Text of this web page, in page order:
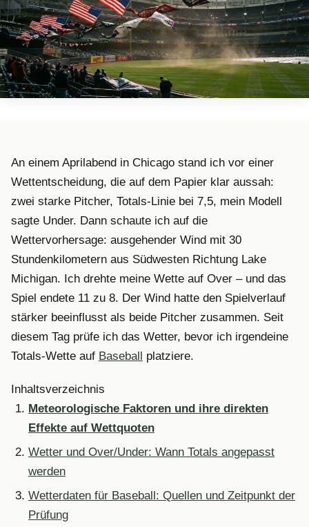
An einem Aprilabend in Chicago stand ich vor einer
Wettentscheidung, die auf dem Papier klar aussah:
zwei starke Pitcher, Totals-Linie bei 7,5, mein Modell
sagte Under. Dann schaute ich auf die
Wettervorhersage: ausgehender Wind mit 30
Stundenkilometern aus Südwesten Richtung Lake
Michigan. Ich drehte meine Wette auf Over – und das
Spiel endete 11 zu 8. Der Wind hatte den Spielverlauf
stärker beeinflusst als beide Pitcher zusammen. Seit
diesem Tag prüfe ich das Wetter, bevor ich irgendeine
Totals-Wette auf Baseball platziere.
Inhaltsverzeichnis
Meteorologische Faktoren und ihre direkten
Effekte auf Wettquoten
Wetter und Over/Under: Wann Totals angepasst
werden
Wetterdaten für Baseball: Quellen und Zeitpunkt der
Prüfung